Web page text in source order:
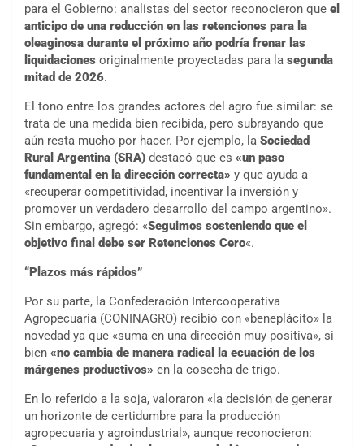
para el Gobierno: analistas del sector reconocieron que el
anticipo de una reducción en las retenciones para la
oleaginosa durante el próximo año podría frenar las
liquidaciones originalmente proyectadas para la segunda
mitad de 2026.
El tono entre los grandes actores del agro fue similar: se
trata de una medida bien recibida, pero subrayando que
aún resta mucho por hacer. Por ejemplo, la Sociedad
Rural Argentina (SRA) destacó que es «un paso
fundamental en la dirección correcta» y que ayuda a
«recuperar competitividad, incentivar la inversión y
promover un verdadero desarrollo del campo argentino».
Sin embargo, agregó: «Seguimos sosteniendo que el
objetivo final debe ser Retenciones Cero«.
“Plazos más rápidos”
Por su parte, la Confederación Intercooperativa
Agropecuaria (CONINAGRO) recibió con «beneplácito» la
novedad ya que «suma en una dirección muy positiva», si
bien «no cambia de manera radical la ecuación de los
márgenes productivos» en la cosecha de trigo.
En lo referido a la soja, valoraron «la decisión de generar
un horizonte de certidumbre para la producción
agropecuaria y agroindustrial», aunque reconocieron: